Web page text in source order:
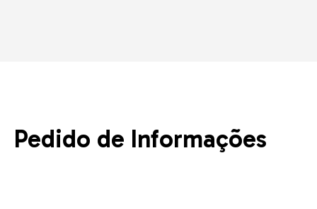
Pedido de Informações